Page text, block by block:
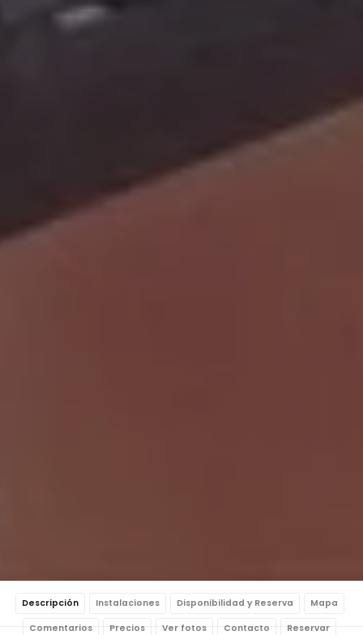
Descripción Instalaciones Disponibilidad y Reserva Mapa
Comentarios Precios Ver fotos Contacto Reservar